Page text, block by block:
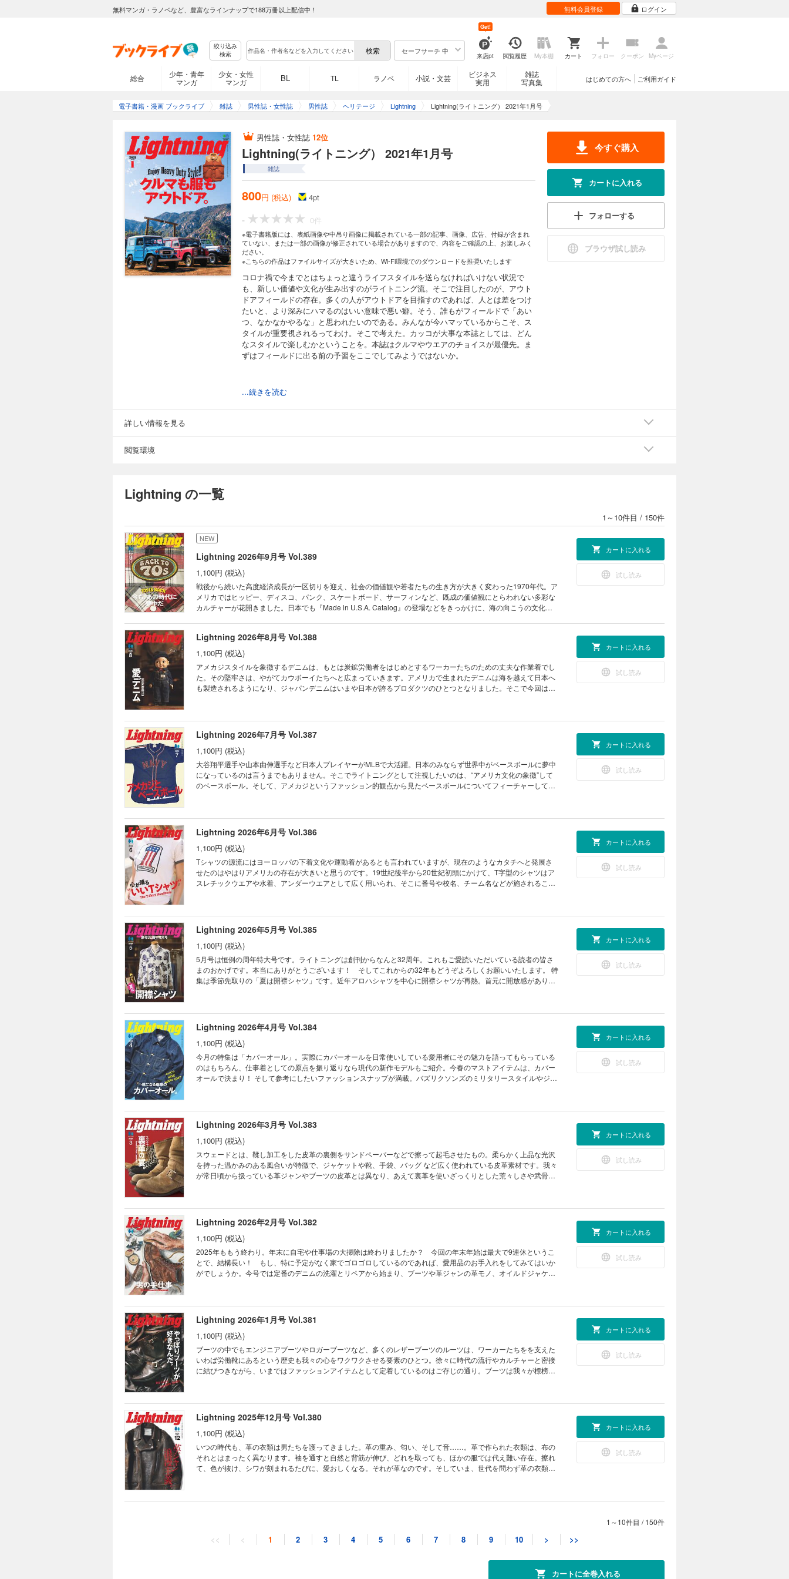
無料マンガ・ラノベなど、豊富なラインナップで188万冊以上配信中！ 無料会員登録 ログイン
絞り込み
検索
セーフサーチ 中
来店pt
Get!
閲覧履歴 My本棚 カート フォロー クーポン Myページ
総合
少年・青年
マンガ
少女・女性
マンガ
BL TL ラノベ 小説・文芸
ビジネス
実用
雑誌
写真集
ご利用ガイド
はじめての方へ
電子書籍・漫画 ブックライブ 雑誌 男性誌・女性誌 男性誌 ヘリテージ Lightning Lightning(ライトニング） 2021年1月号
男性誌・女性誌 12位
Lightning(ライトニング） 2021年1月号
雑誌
800円 (税込) 4pt
- 0件
※電子書籍版には、表紙画像や中吊り画像に掲載されている一部の記事、画像、広告、付録が含まれ
ていない、または一部の画像が修正されている場合がありますので、内容をご確認の上、お楽しみく
ださい。
※こちらの作品はファイルサイズが大きいため、Wi-Fi環境でのダウンロードを推奨いたします
コロナ禍で今までとはちょっと違うライフスタイルを送らなければいけない状況で
も、新しい価値や文化が生み出すのがライトニング流。そこで注目したのが、アウト
ドアフィールドの存在。多くの人がアウトドアを目指すのであれば、人とは差をつけ
たいと、より深みにハマるのはいい意味で悪い癖。そう、誰もがフィールドで「あい
つ、なかなかやるな」と思われたいのである。みんなが今ハマッているからこそ、ス
タイルが重要視されるってわけ。そこで考えた。カッコが大事な本誌としては、どん
なスタイルで楽しむかということを。本誌はクルマやウエアのチョイスが最優先。ま
ずはフィールドに出る前の予習をここでしてみようではないか。
表紙
SCHOTT MUSEUM TOUR
目次
MUSEUM in the POCKET
FACTORY SHOP
Put on Tags
ハイレベル間違い探し
...続きを読む
今すぐ購入
カートに入れる
フォローする
ブラウザ試し読み
詳しい情報を見る
閲覧環境
Lightning の一覧
1～10件目 / 150件
NEW
Lightning 2026年9月号 Vol.389
1,100円 (税込)
戦後から続いた高度経済成長が一区切りを迎え、社会の価値観や若者たちの生き方が大きく変わった1970年代。ア
メリカではヒッピー、ディスコ、パンク、スケートボード、サーフィンなど、既成の価値観にとらわれない多彩な
カルチャーが花開きました。日本でも『Made in U.S.A. Catalog』の登場などをきっかけに、海の向こうの文化へ
ます。ということで、今月は改めて70年代を振り返り、現代のファッションやカルチャーにどう影響を与えている
か紐解きます。 電子書籍特別付録：Back Number Fair Lightning2016年9月号 VOL.269 稲妻フェスティバル福岡
OFFICIAL GUIDE CONTENTS 巻頭特集 Back to 70s 今もあの頃に夢中だ カルロス西の一歩先ゆくアメカジコーデ
ィネイト 愛してやまない、こだわりの一台 SLICK RIDES The REAL McCOY’s SUMMER VACATION
WAREHOUSE ＆ CO. AUTHENTIC PRODUCTS INDIGO通信 -pure blue japan SHIP JOHN STORIES All Japan
Leather Product始動 モヒカン小川の茶芯サロン 古いモノと暮らしてます！ こうしてボクらはオーナーになった ネ
カートに入れる
試し読み
Lightning 2026年8月号 Vol.388
1,100円 (税込)
アメカジスタイルを象徴するデニムは、もとは炭鉱労働者をはじめとするワーカーたちのための丈夫な作業着でし
た。その堅牢さは、やがてカウボーイたちへと広まっていきます。アメリカで生まれたデニムは海を越えて日本へ
も製造されるようになり、ジャパンデニムはいまや日本が誇るプロダクツのひとつとなりました。そこで今回は児
オーダージーンズ体験、夏のジーンズスナップなどあらゆる角度からジーンズの魅力を掘っています。 電子書籍特
別付録：Back Number Fair Lightning2023年8月号 稲妻フェスティバルin福岡 CONTENTS 巻頭特集 愛デニム
WAREHOUSE ＆ CO.AUTHENTIC PRODUCTS The REAL McCOY’s ワークウエアの黄金期 INDIGO通信 -pure
blue japan カルロス西の一歩先ゆくアメカジコーディネイト SHIP JOHN STORIES GEEK OUT HAWAII !! とんでも
なくマニアックなハワイ 古いモノと暮らしてます！ SLICK RIDES こうしてボクらはオーナーになった ネクストヴ
ィンテージの教科書 モヒカン小川の茶芯サロン EDITOR’S PICK CLUB Lightning通信 奥付／次号予告 「Back
Number Fair」Lightning2023年8月号
カートに入れる
試し読み
Lightning 2026年7月号 Vol.387
1,100円 (税込)
大谷翔平選手や山本由伸選手など日本人プレイヤーがMLBで大活躍。日本のみならず世界中がベースボールに夢中
になっているのは言うまでもありません。そこでライトニングとして注視したいのは、“アメリカ文化の象徴”して
のベースボール。そして、アメカジというファッション的観点から見たベースボールについてフィーチャーしてみ
毎シーズン必ずこれらのアイテムがラインナップに入っています。つまり、ベースボールはアメリカンカジュアル
にとって身近な存在。このことを念頭においたとき、いままで何気なく手にしていたベースボールキャップやベー
スボールシャツがよりファッショナブルに見えてくるはずです。さあ、改めてライトニング的目線でベースボール
について考えてみない？ 電子書籍特別付録：Back Number Fair LIGHTNING 15年10月号 VOL.258 EDITOR’S PICK
CONTENTS 巻頭特集 Baseball is America! MILITARY GRAPHIC TEES カルロス西の一歩先ゆくアメカジコーディ
ネイト INDIGO通信 -pure blue japan WAREHOUSE ＆ CO.AUTHENTIC PRODUCTS SHIP JOHN STORIES
PHERROW’S 35th Anniversary 古いモノと暮らしてます！ SLICK RIDES こうしてボクらはオーナーになった ネク
カートに入れる
試し読み
Lightning 2026年6月号 Vol.386
1,100円 (税込)
Tシャツの源流にはヨーロッパの下着文化や運動着があるとも言われていますが、現在のようなカタチへと発展さ
せたのはやはりアメリカの存在が大きいと思うのです。19世紀後半から20世紀初頭にかけて、T字型のシャツはア
スレチックウエアや水着、アンダーウエアとして広く用いられ、そこに番号や校名、チーム名などが施されること
衣服を超え、時代やカルチャーを映し出すメディアとして定着していきます。時は流れて2026年の今、我々が注目
しているブランドはどんなTシャツを提案しているのでしょうか。Tシャツの出番が俄然多くなるこれから季節に向
けて、その現在地を見ていきます。 電子書籍特別付録：Back Number Fair LIGHTNING 21年10月号 VOL.330
EDITOR’S PICK CONTENTS 巻頭特集 心が躍る“いいTシャツ” BUCO SUMMER WEAR COLLECTION カルロス西
の一歩先ゆくアメカジコーディネイト HARLEY-DAVIDSONを遊び尽くせ!! SHIP JOHN STORIES INDIGO通信-
pure blue japan FIRST ARROW’s 2026 A/W SEASON COLLECTION WAREHOUSE ＆ CO.AUTHENTIC
PRODUCTS 古いモノと暮らしてます！ SLICK RIDES こうしてボクらはオーナーになった ネクストヴィンテージ
カートに入れる
試し読み
Lightning 2026年5月号 Vol.385
1,100円 (税込)
5月号は恒例の周年特大号です。ライトニングは創刊からなんと32周年。これもご愛読いただいている読者の皆さ
まのおかげです。本当にありがとうございます！ そしてこれからの32年もどうぞよろしくお願いいたします。 特
集は季節先取りの「夏は開襟シャツ」です。近年アロハシャツを中心に開襟シャツが再熱。首元に開放感がありラ
ます。アパレルブランドやショップスタッフによる開襟シャツの着こなしスナップを収録。いまからコーディネイ
トの準備運動してみては？ また特別企画としてヘリンボーンツイルのお勉強ページやアイアンハートやベティスミ
スのブランドストーリーなど、特大号らしく盛りだくさんでお届けします。 電子書籍特別付録：Back Number Fair
Lightning 2021年5月号 EDITOR’S PICK CONTENTS 巻頭特集 夏は開襟シャツ カルロス西の一歩先ゆくアメカジコ
ーディネイト タフで美しいヘリンボーンツイルの世界 The REAL McCOY’s 蒼穹を駆ける機能服 WESCO ホワイト
BOSS、登場 この春注目のレッドウィングはこれだ！ IRON HEART 世界が認めた日本流儀のモノ作り Betty Smith
日本のジーンズ文化を世界に、そして後世に伝える WAREHOUSE ＆ CO.AUTHENTIC PRODUCTS INDIGO通信-
カートに入れる
試し読み
Lightning 2026年4月号 Vol.384
1,100円 (税込)
今月の特集は「カバーオール」。実際にカバーオールを日常使いしている愛用者にその魅力を語ってもらっている
のはもちろん、仕事着としての原点を振り返りなら現代の新作モデルもご紹介。今春のマストアイテムは、カバー
オールで決まり！ そして参考にしたいファッションスナップが満載。バズリクソンズのミリタリースタイルやジェ
子書籍特別付録：Back Number Fair LIGHTNING 2020年2月号 VOL.318 稲妻フェスティバル福岡告知 EDITOR’S
PICK CONTENTS 巻頭特集 気になる魅惑のカバーオール。 INDIGO通信-pure blue japan The REAL McCOY’s
RUGGED MATERIALS” カルロス西の一歩先ゆくアメカジコーディネイト SHIP JOHN STORIES WAREHOUSE ＆
CO. AUTHENTIC PRODUCTS Buzzrickson’s MILITARY STYLE SAMPLES モヒカン小川の茶芯サロン 古いモノと
暮らしてます！ SLICK RIDES こうしてボクらはオーナーになった ネクストヴィンテージの教科書 CLUB Lightning
通信 奥付／次号予告 「Back Number Fair」2020年2月号 VOL.318
カートに入れる
試し読み
Lightning 2026年3月号 Vol.383
1,100円 (税込)
スウェードとは、鞣し加工をした皮革の裏側をサンドペーパーなどで擦って起毛させたもの。柔らかく上品な光沢
を持った温かみのある風合いが特徴で、ジャケットや靴、手袋、バッグ など広く使われている皮革素材です。我々
が常日頃から扱っている革ジャンやブーツの皮革とは異なり、あえて裏革を使いざっくりとした荒々しさや武骨さ
を使ったジャケットやシューズのカタログも収録。スウェードを手に入れたら知っておくべきメンテナンス方法も
紹介！ 電子書籍特別付録：Back Number Fair LIGHTNING 2021年2月号 VOL.322 EDITOR’S PICK CONTENTS 巻
頭特集 裏革の宴。 The REAL McCOY’s The Dignity of SEWATSHIRTS. AVIREX AIR RACING CLUB とは？
WAREHOUSE ＆ CO.AUTHENTIC PRODUCTS カルロス西の一歩先ゆくアメカジコーディネイト SHIP JOHN
STORIES JELADO 2026 Spring ＆ Summer Collection モヒカン小川の茶芯サロン 古いモノと暮らしてます！
SLICK RIDES ネクストヴィンテージの教科書 こうしてボクらはオーナーになった CLUB Lightning通信 HOT ROD
CUSTOM SHOW 2025レポート 奥付／次号予告 「Back Number Fair」2021年2月号 VOL.322
カートに入れる
試し読み
Lightning 2026年2月号 Vol.382
1,100円 (税込)
2025年ももう終わり。年末に自宅や仕事場の大掃除は終わりましたか？ 今回の年末年始は最大で9連休というこ
とで、結構長い！ もし、特に予定がなく家でゴロゴロしているのであれば、愛用品のお手入れをしてみてはいか
がでしょうか。今号では定番のデニムの洗濯とリペアから始まり、ブーツや革ジャンの革モノ、オイルドジャケッ
想定して、どの洗剤が一番汚れを落とせるのかを検証実験もぜひ参考にしてみてください。きれいになった相棒と
ともに新年を迎えましょう。 電子書籍特別付録：Back Number Fair LIGHTNING 2023年2月号 VOL.346 EDITOR’S
PICK CONTENTS 巻頭特集 男の手仕事 WAREHOUSE ＆ CO.AUTHENTIC PRODUCTS The REAL McCOY’s USネ
イビーに魅せられて pure blue japan INDIGO通信 カルロス西の一歩先ゆくアメカジコーディネイト SHIP JOHN
STORIES ネクストヴィンテージの教科書 こうしてボクらはオーナーになった 古いモノと暮らしてます！ SLICK
RIDES モヒカン小川の茶芯サロン CLUB Lightning通信 稲妻フェスティバル2025 完全レポート 奥付／次号予告
「Back Number Fair」2023年2月号 VOL.348
カートに入れる
試し読み
Lightning 2026年1月号 Vol.381
1,100円 (税込)
ブーツの中でもエンジニアブーツやロガーブーツなど、多くのレザーブーツのルーツは、ワーカーたちをを支えた
いわば労働靴にあるという歴史も我々の心をワクワクさせる要素のひとつ。徐々に時代の流行やカルチャーと密接
に結びつきながら、いまではファッションアイテムとして定着しているのはご存じの通り。ブーツは我々が標榜す
し、エンジニアブーツカタログ、そしてエンジニアブーツにおける鏡面仕上げ術など、“いま履きたいブーツ”をメ
インにご紹介！ 電子書籍特別付録：Back Number Fair Lightning 2021年12月号 VOL.332 EDITOR’S PICK
CONTENTS 巻頭特集 やっぱりブーツが好きなんだ。 The REAL McCOY’s 真冬の街を制する戦闘服 WAREHOUSE
＆ CO.AUTHENTIC PRODUCTS pure blue japan INDIGO通信 FIRST ARROW’s 2026 SS COLLECTION カルロス
西の一歩先ゆくアメカジコーディネイト SHIP JOHN STORIES モヒカン小川の茶芯サロン こうしてボクらはオー
ナーになった SLICK RIDES 古いモノと暮らしてます！ ネクストヴィンテージの教科書 CLUB Lightning通信 奥付
／次号予告 「Back Number Fair」2021年12月号 VOL.332
カートに入れる
試し読み
Lightning 2025年12月号 Vol.380
1,100円 (税込)
いつの時代も、革の衣類は男たちを護ってきました。革の重み、匂い、そして音……。革で作られた衣類は、布の
それとはまったく異なります。袖を通すと自然と背筋が伸び、どれを取っても、ほかの服では代え難い存在。擦れ
て、色が抜け、シワが刻まれるたびに、愛おしくなる。それが革なのです。そしていま、世代を問わず革の衣類の
の着こなしを楽しむための革ジャンがずらりと並んでいます。さらに、先日開催された革のイベント「Leathers
CO. AUTHENTIC PRODUCTS pure blue japan INDIGO通信 SHIP JOHN STORIES ハンバーガーフェスティバルレ
クストヴィンテージの教科書 CLUB Lightning通信 奥付／次号予告 「Back Number Fair」Lightning 2017年12月号
カートに入れる
試し読み
ドレスやトラッドのような厳格なルールを持たない「アメカジ」は、時代の流れやカルチャーと密接に結びつきな
きたのだといえます。では果たして、本当にルールなど存在しないのでしょうか？ 答えはNO。アメカジは自由で
はありますが、自由のなかにもルールはあるのです。特にアメカジを生業とする業界人たちは、それぞれの経験則
カートに入れる
1～10件目 /150件
<< < 1 2 3 4 5 6 7 8 9 10 > >>
カートに全巻入れる